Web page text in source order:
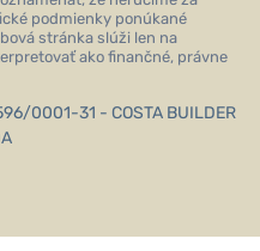
podmienky ponúkané
stránka slúži len na
ako finančné, právne
0001-31 - COSTA BUILDER